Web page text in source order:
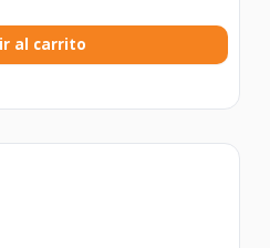
al carrito